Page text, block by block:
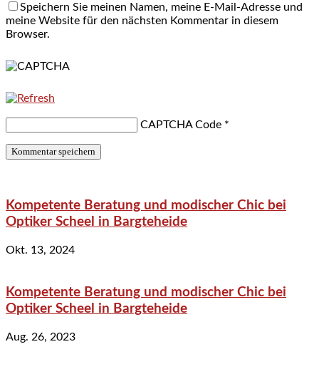
Speichern Sie meinen Namen, meine E-Mail-Adresse und
meine Website für den nächsten Kommentar in diesem
Browser.
CAPTCHA Code *
Kompetente Beratung und modischer Chic bei
Optiker Scheel in Bargteheide
Okt. 13, 2024
Kompetente Beratung und modischer Chic bei
Optiker Scheel in Bargteheide
Aug. 26, 2023